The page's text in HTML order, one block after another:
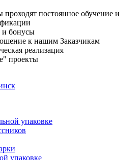
постоянное обучение и
и бонусы
к нашим Заказчикам
реализация
проекты
упаковке
упаковке